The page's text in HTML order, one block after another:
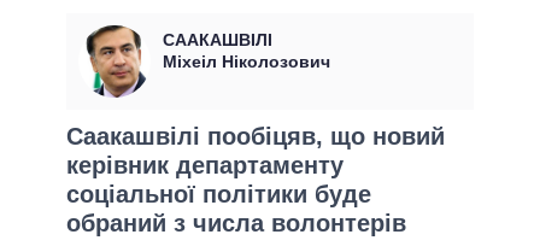
СТАТТІ
ДУМКИ
ОГЛЯДИ
ДАЙДЖЕСТИ
СВІТ
УСІ ПОЛІТИКИ
ПРЕЗИДЕНТ І ОФІС
ВЕРХОВНА РАДА
КАБІНЕТ МІНІСТРІВ
ГОЛОВИ ОБЛАДМІНІСТРАЦІЙ
МЕРИ МІСТ
ІНФОГРАФІКА
ПІДТРИМАТИ
ПОРІВНЯННЯ ПОЛІТИКІВ
СААКАШВІЛІ
Міхеіл Ніколозович
Саакашвілі пообіцяв, що новий
керівник департаменту
соціальної політики буде
обраний з числа волонтерів